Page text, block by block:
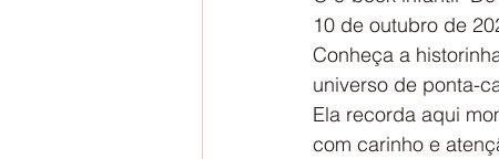
10 de outubro de
Conheça a
universo de ponta-
Ela recorda aqui
com carinho e